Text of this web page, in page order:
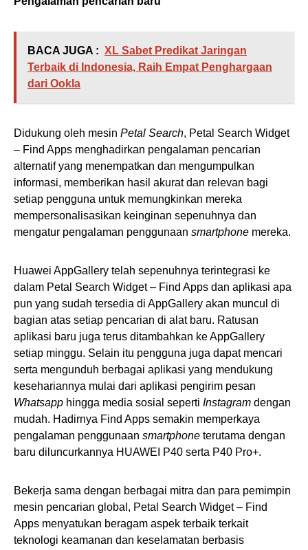
BACA JUGA : XL Sabet Predikat Jaringan
Terbaik di Indonesia, Raih Empat Penghargaan
dari Ookla
Didukung oleh mesin Petal Search, Petal Search Widget
– Find Apps menghadirkan pengalaman pencarian
alternatif yang menempatkan dan mengumpulkan
informasi, memberikan hasil akurat dan relevan bagi
setiap pengguna untuk memungkinkan mereka
mempersonalisasikan keinginan sepenuhnya dan
mengatur pengalaman penggunaan smartphone mereka.
Huawei AppGallery telah sepenuhnya terintegrasi ke
dalam Petal Search Widget – Find Apps dan aplikasi apa
pun yang sudah tersedia di AppGallery akan muncul di
bagian atas setiap pencarian di alat baru. Ratusan
aplikasi baru juga terus ditambahkan ke AppGallery
setiap minggu. Selain itu pengguna juga dapat mencari
serta mengunduh berbagai aplikasi yang mendukung
kesehariannya mulai dari aplikasi pengirim pesan
Whatsapp hingga media sosial seperti Instagram dengan
mudah. Hadirnya Find Apps semakin memperkaya
pengalaman penggunaan smartphone terutama dengan
baru diluncurkannya HUAWEI P40 serta P40 Pro+.
Bekerja sama dengan berbagai mitra dan para pemimpin
mesin pencarian global, Petal Search Widget – Find
Apps menyatukan beragam aspek terbaik terkait
teknologi keamanan dan keselamatan berbasis